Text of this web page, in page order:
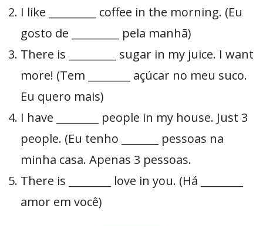
I like _________ coffee in the morning. (Eu
gosto de _________ pela manhã)
There is _________ sugar in my juice. I want
more! (Tem ________ açúcar no meu suco.
Eu quero mais)
I have ________ people in my house. Just 3
people. (Eu tenho _______ pessoas na
minha casa. Apenas 3 pessoas.
There is ________ love in you. (Há ________
amor em você)